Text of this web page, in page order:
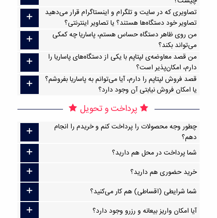
تصاویری که در سایت و تلگرام و اینستاگرام قرار می‌دهید
تصاویر خود دستگاه‌ها هستند؟ یا تصاویر اینترنتی؟
من روی ظاهر دستگاه حساس هستم، پاساریا چه کمکی
می‌تواند بکند؟
من قصد معاوضه‌ی لپتاپم با یکی از دستگاه‌های پاساریا را
دارم، امکان‌پذیر است؟
قصد فروش لپتاپم را دارم، آیا می‌توانم به پاساریا بفروشم؟
یا امکان فروش نیابتی آن وجود دارد؟
پرداخت و تحویل
چطور وجه محصولات را پرداخت کنم و خریدم را انجام
دهم؟
شما پرداخت در محل هم دارید؟
خرید حضوری هم دارید؟
شما شرایطی (اقساطی) هم کار می‌کنید؟
آیا امکان واریز بیعانه و رزرو وجود دارد؟